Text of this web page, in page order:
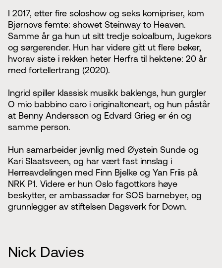
I 2017, etter fire soloshow og seks komipriser, kom
Bjørnovs femte: showet Steinway to Heaven.
Samme år ga hun ut sitt tredje soloalbum, Jugekors
og sørgerender. Hun har videre gitt ut flere bøker,
hvorav siste i rekken heter Herfra til hektene: 20 år
med fortellertrang (2020).
Ingrid spiller klassisk musikk baklengs, hun gurgler
O mio babbino caro i originaltoneart, og hun påstår
at Benny Andersson og Edvard Grieg er én og
samme person.
Hun samarbeider jevnlig med Øystein Sunde og
Kari Slaatsveen, og har vært fast innslag i
Herreavdelingen med Finn Bjelke og Yan Friis på
NRK P1. Videre er hun Oslo fagottkors høye
beskytter, er ambassadør for SOS barnebyer, og
grunnlegger av stiftelsen Dagsverk for Down.
Nick Davies